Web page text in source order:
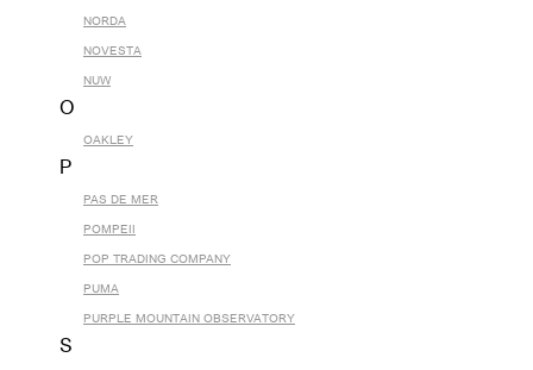
NORDA
NOVESTA
NUW
O
OAKLEY
P
PAS DE MER
POMPEII
POP TRADING COMPANY
PUMA
PURPLE MOUNTAIN OBSERVATORY
S